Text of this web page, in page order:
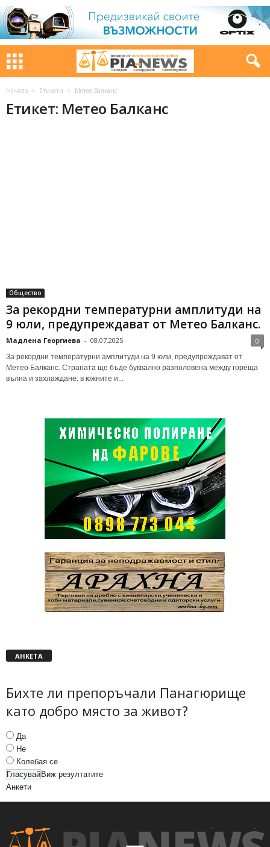
Начало Етикети Метео Балканс
Етикет: Метео Балканс
Общество
За рекордни температурни амплитуди на
9 юли, предупреждават от Метео Балканс.
Мадлена Георгиева - 08.07.2025 0
За рекордни температурни амплитуди на 9 юли, предупреждават от
Метео Балканс. Страната ще бъде буквално разполовена между гореща
вълна и захлаждане: в южните и...
АНКЕТА
Бихте ли препоръчали Панагюрище
като добро място за живот?
Да
Не
Колебая се
Виж резултатите
Анкети